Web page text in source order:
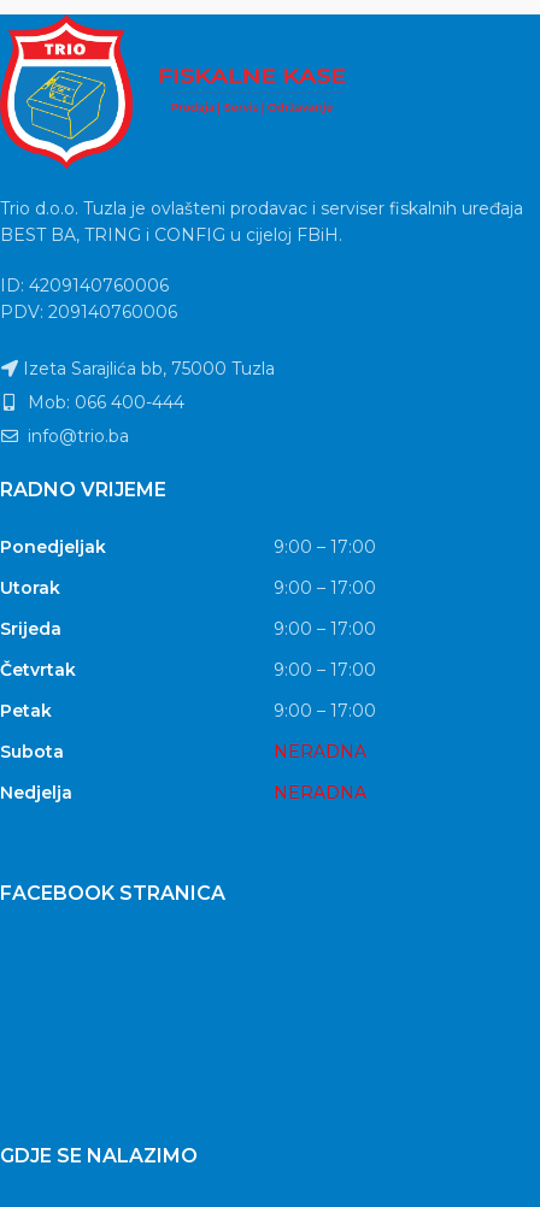
Trio d.o.o. Tuzla je ovlašteni prodavac i serviser fiskalnih uređaja
BEST BA, TRING i CONFIG u cijeloj FBiH.
ID: 4209140760006
PDV: 209140760006
Izeta Sarajlića bb, 75000 Tuzla
Mob: 066 400-444
info@trio.ba
RADNO VRIJEME
Ponedjeljak
9:00 – 17:00
Utorak
9:00 – 17:00
Srijeda
9:00 – 17:00
Četvrtak
9:00 – 17:00
Petak
9:00 – 17:00
Subota
NERADNA
Nedjelja
NERADNA
FACEBOOK STRANICA
GDJE SE NALAZIMO